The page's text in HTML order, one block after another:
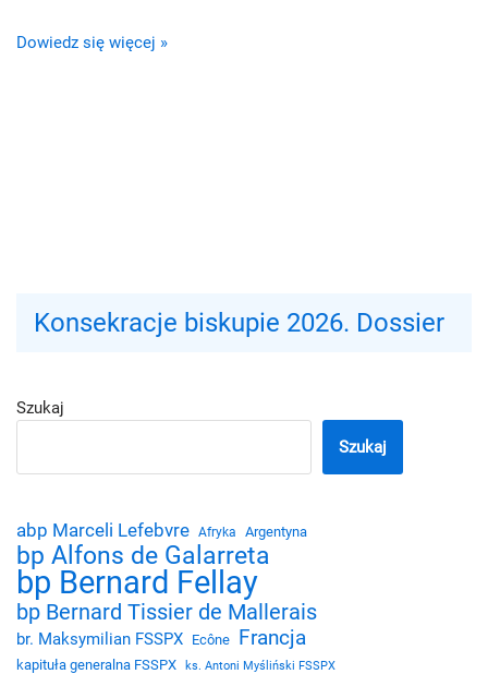
Dowiedz się więcej »
Konsekracje biskupie 2026. Dossier
Szukaj
Szukaj
abp Marceli Lefebvre Afryka Argentyna
bp Alfons de Galarreta
bp Bernard Fellay
bp Bernard Tissier de Mallerais
br. Maksymilian FSSPX Ecône Francja
kapituła generalna FSSPX ks. Antoni Myśliński FSSPX